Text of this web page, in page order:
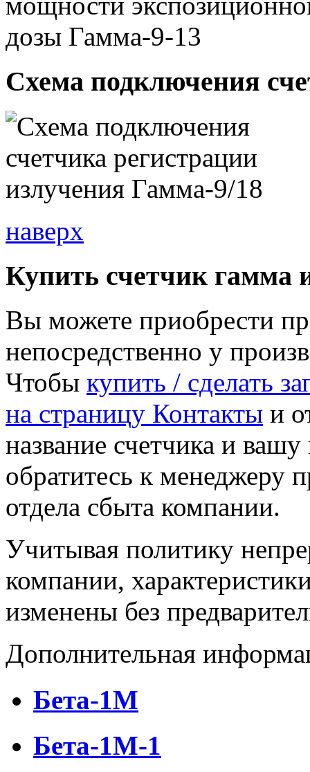
Схема подключения
наверх
Купить счетчик гамма
Вы можете приобрести
непосредственно у
Чтобы купить / сделать
на страницу Контакты и
название счетчика и
обратитесь к менеджеру
отдела сбыта компании.
Учитывая политику
компании,
изменены без
Дополнительная
Бета-1М
Бета-1М-1